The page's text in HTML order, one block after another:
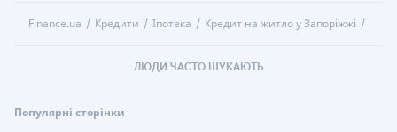
Finance.ua Кредити Іпотека Кредит на житло у Запоріжжі
ЛЮДИ ЧАСТО ШУКАЮТЬ
Популярні сторінки